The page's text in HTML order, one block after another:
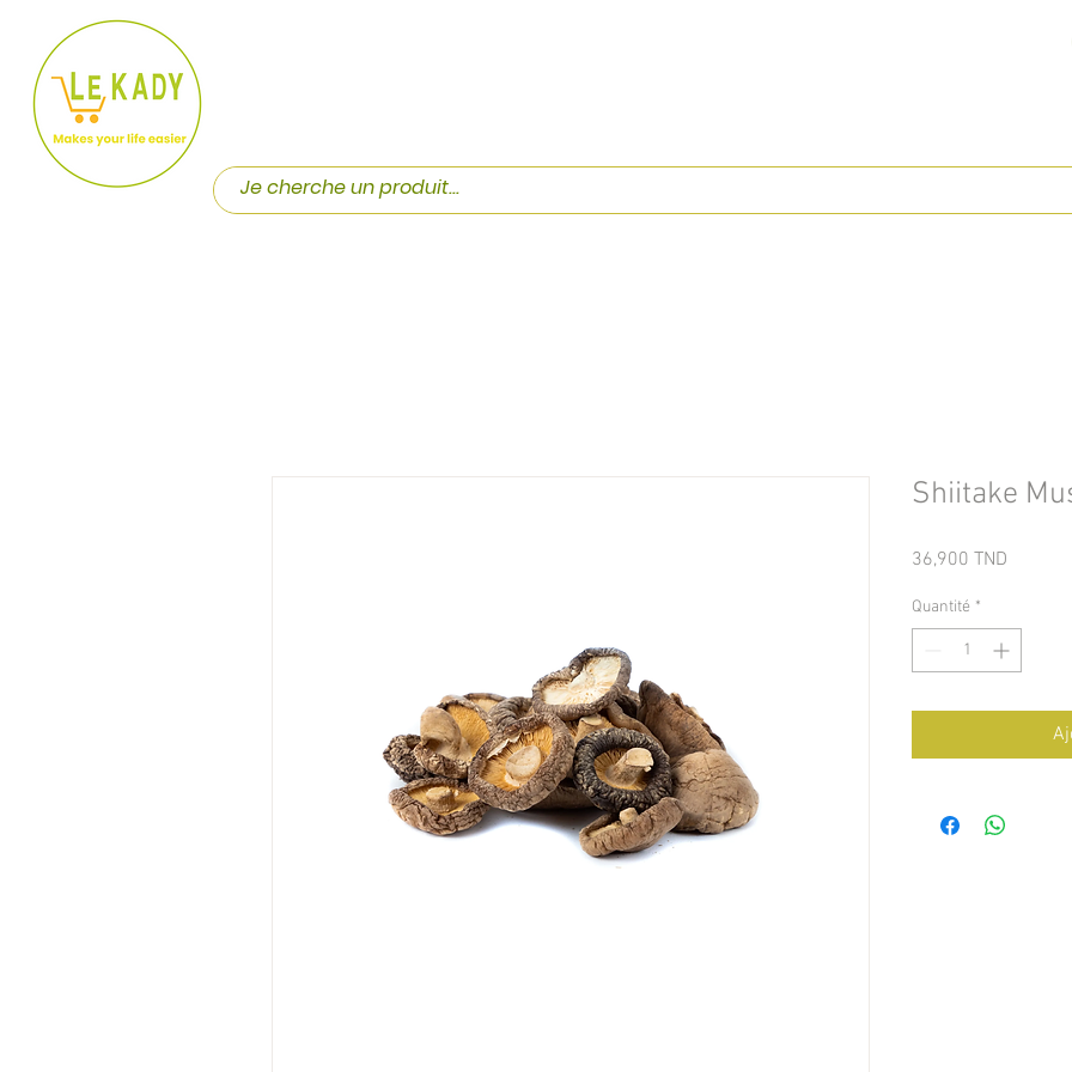
Shiitake
36,900 TND
Quantité *